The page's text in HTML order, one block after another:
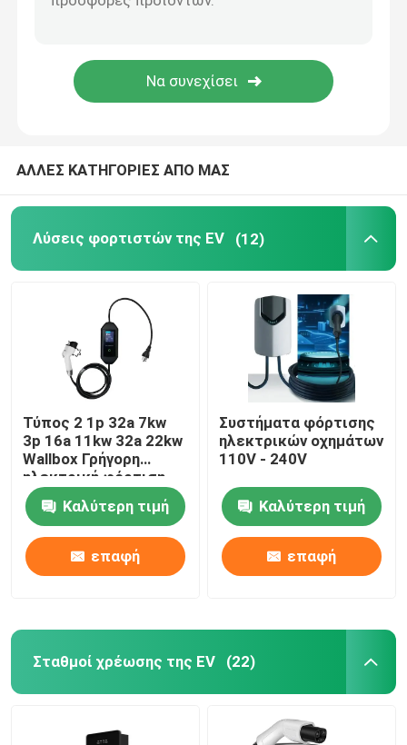
Πίνακας διακόπτη αυτοκινήτου
Καλώδια και συνδετήρες
ΑΛΛΕΣ ΚΑΤΗΓΟΡΙΕΣ ΑΠΟ ΜΑΣ
Λύσεις φορτιστών της EV (12)
Τύπος 2 1p 32a 7kw
3p 16a 11kw 32a 22kw
Wallbox Γρήγορη
ηλεκτρική φόρτιση
Αυτοκίνητο Ev
σταθμός φόρτισης
Καλύτερη τιμή
επαφή
Συστήματα φόρτισης
ηλεκτρικών οχημάτων
110V - 240V
Καλύτερη τιμή
επαφή
Σταθμοί χρέωσης της EV (22)